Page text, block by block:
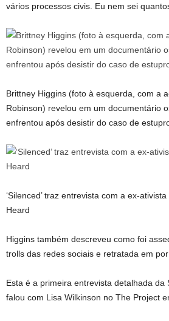
vários processos civis. Eu nem sei
Brittney Higgins (foto à esquerda, com a
Robinson) revelou em um documentário
enfrentou após desistir do caso de
‘Silenced’ traz entrevista com a ex-
Heard
Higgins também descreveu como foi
trolls das redes sociais e retratada em
Esta é a primeira entrevista detalhada da
falou com Lisa Wilkinson no The Project